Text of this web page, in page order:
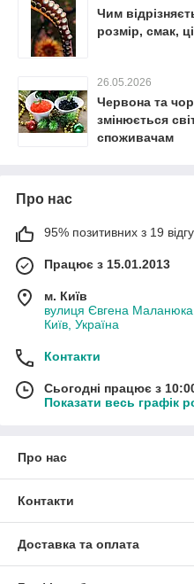
Чим
розмір, смак,
26.05.2026
Червона та
змінюється
споживачам
Про нас
95% позитивних з 19
Працює з 15.01.2013
м. Київ
вулиця Євгена
Київ, Україна
Контакти
Сьогодні працює з
Показати весь графік
Про нас
Контакти
Доставка та оплата